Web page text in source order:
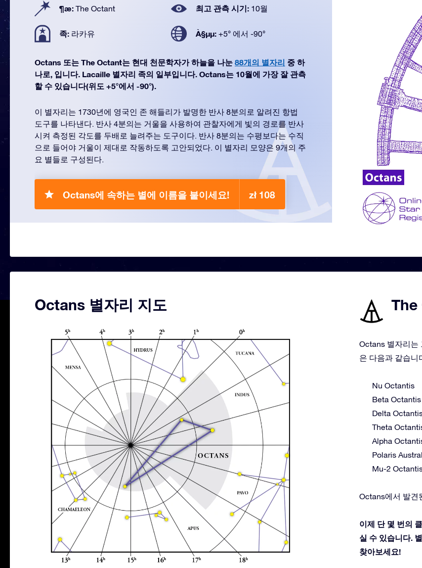
¶æ: The Octant 최고 관측 시기: 10월
족: 라카유 À§µµ: +5° 에서 -90°
Octans 또는 The Octant는 현대 천문학자가 하늘을 나눈 88개의 별자리 중 하
나로, 입니다. Lacaille 별자리 족의 일부입니다. Octans는 10월에 가장 잘 관측
할 수 있습니다(위도 +5°에서 -90°).
이 별자리는 1730년에 영국인 존 해들리가 발명한 반사 8분의로 알려진 항법
도구를 나타낸다. 반사 4분의는 거울을 사용하여 관찰자에게 빛의 경로를 반사
시켜 측정된 각도를 두배로 늘려주는 도구이다. 반사 8분의는 수평보다는 수직
으로 들어야 거울이 제대로 작동하도록 고안되었다. 이 별자리 모양은 9개의 주
요 별들로 구성된다.
Octans에 속하는 별에 이름을 붙이세요! zł 108
Octans 별자리 지도 The
Octans 별자리는
은 다음과 같습니
Nu Octantis
Beta Octantis
Delta
Theta
Alpha
Polaris
Mu-2
Octans에서 발견
이제 단 몇 번의
실 수 있습니다.
찾아보세요!